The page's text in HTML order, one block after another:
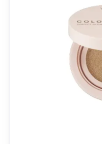
peluh selama 4 jam.
setiap kali selepas
dapat membantu
matte yang